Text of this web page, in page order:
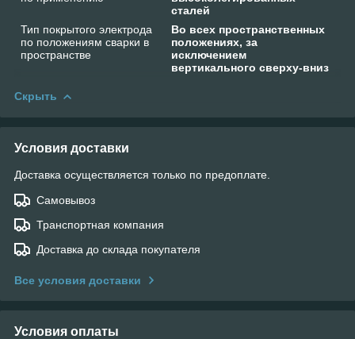
сталей
Тип покрытого электрода
по положениям сварки в
пространстве
Во всех пространственных
положениях, за
исключением
вертикального сверху-вниз
Скрыть
Условия доставки
Доставка осуществляется только по предоплате.
Самовывоз
Транспортная компания
Доставка до склада покупателя
Все условия доставки
Условия оплаты